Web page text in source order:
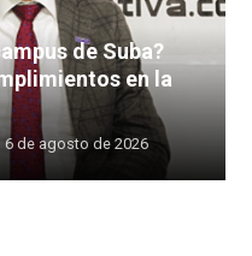
de Suba?
en la
6 de agosto de 2026